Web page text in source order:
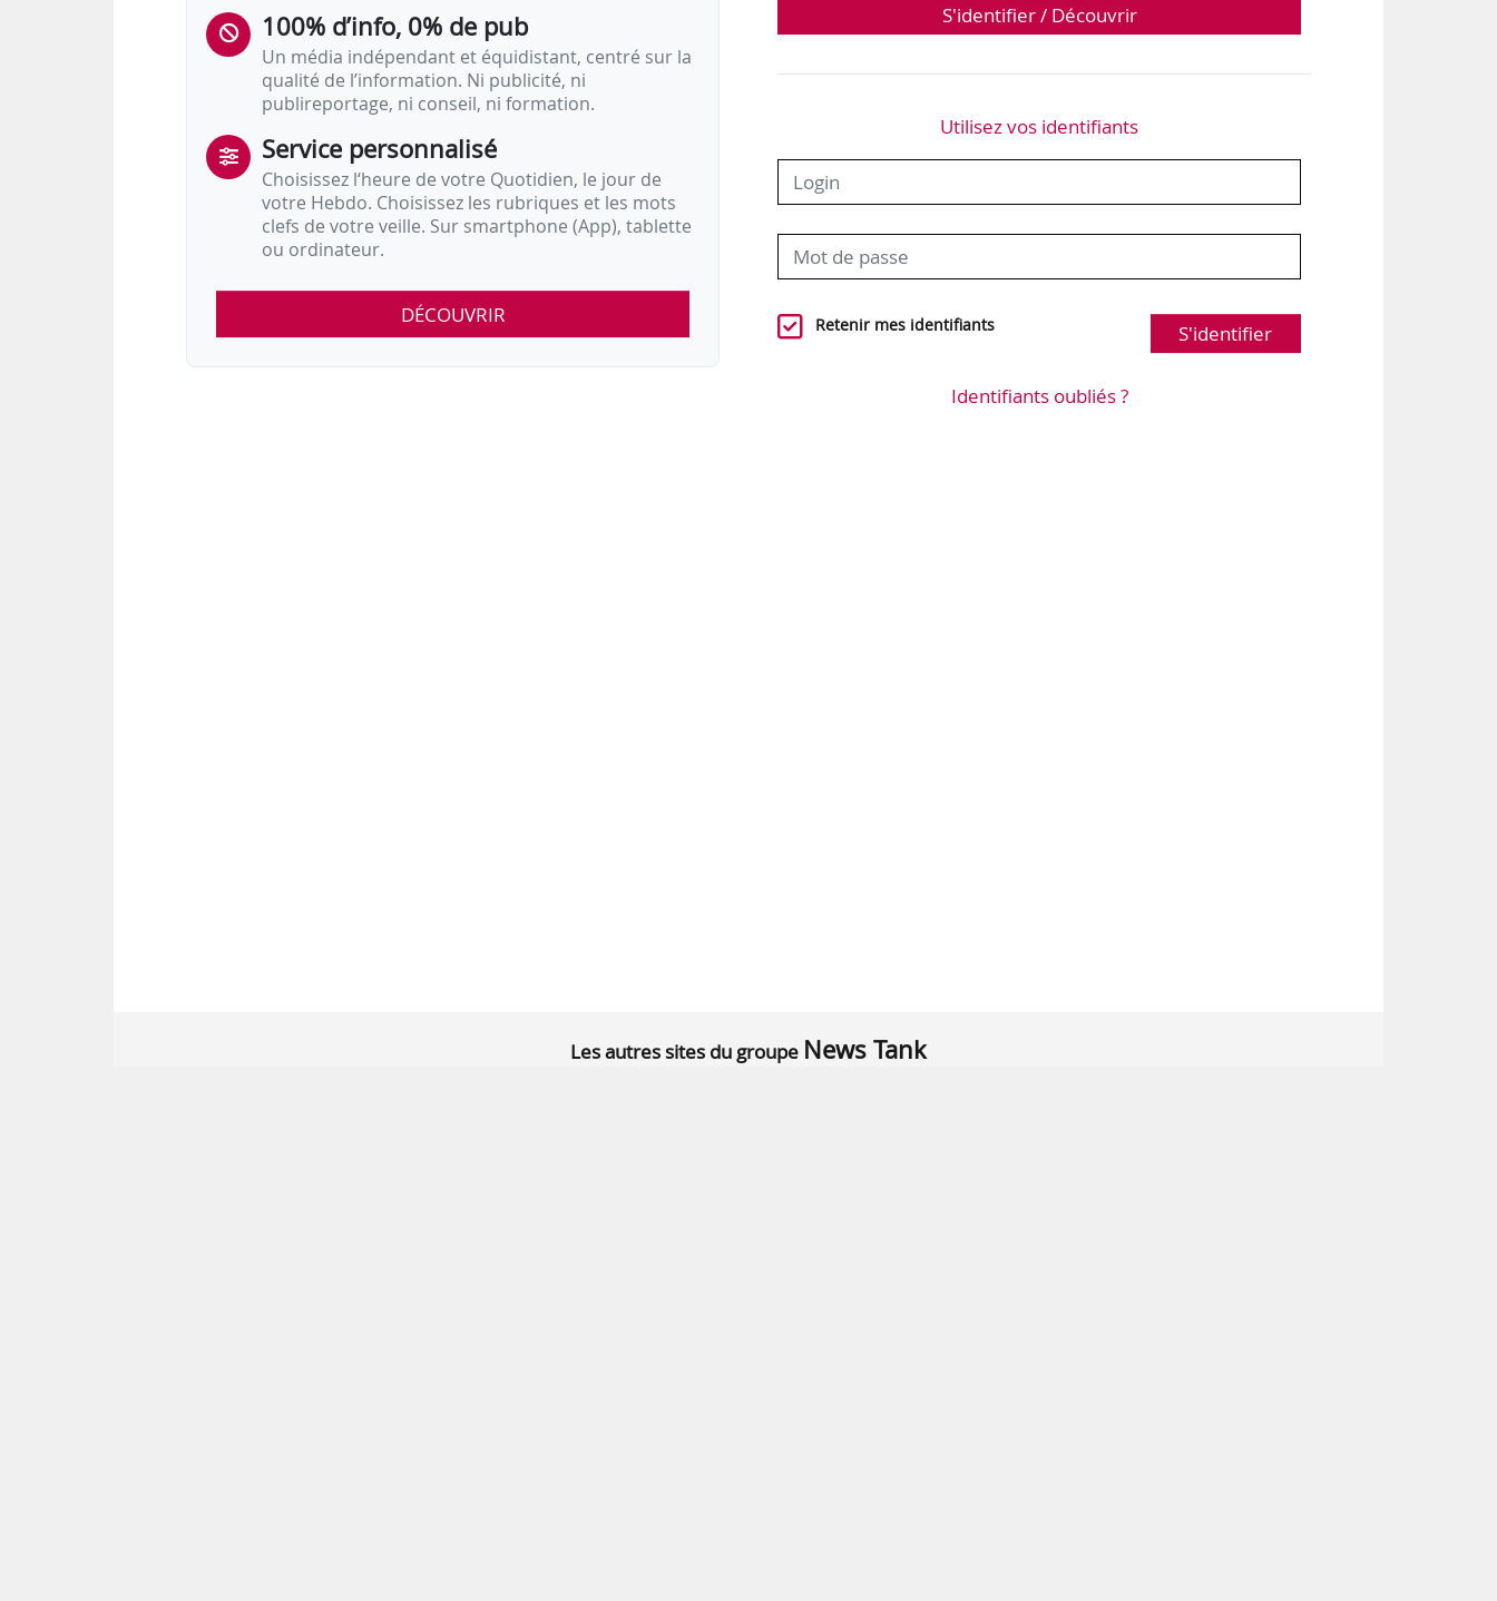
100% d’info, 0% de pub
Un média indépendant et équidistant, centré sur la
qualité de l’information. Ni publicité, ni
publireportage, ni conseil, ni formation.
Service personnalisé
Choisissez l‘heure de votre Quotidien, le jour de
votre Hebdo. Choisissez les rubriques et les mots
clefs de votre veille. Sur smartphone (App), tablette
ou ordinateur.
DÉCOUVRIR
S'identifier / Découvrir
Utilisez vos identifiants
Retenir mes identifiants S'identifier
Identifiants oubliés ?
Les autres sites du groupe News Tank